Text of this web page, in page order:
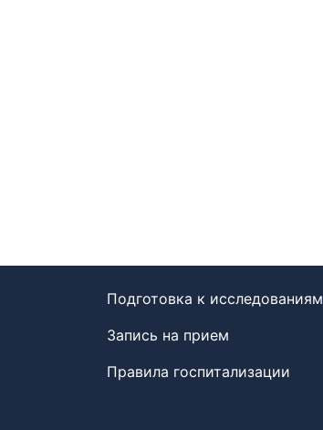
Подготовка к исследованиям
Запись на прием
Правила госпитализации